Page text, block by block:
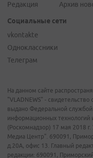
Редакция
Архив
Социальные сети
vkontakte
Одноклассники
Телеграм
На данном сайте
"VLADNEWS" -
выдано Федеральной
информационных технологий
(Роскомнадзор) 17 мая 2018
Медиа Центр". 690091,
д.20А, офис 13. Главный
редакции: 690091,